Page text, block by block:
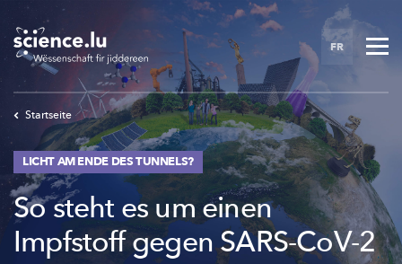
to
main
content
FR
Startseite
LICHT AM ENDE DES TUNNELS?
So steht es um einen
Impfstoff gegen SARS-CoV-2